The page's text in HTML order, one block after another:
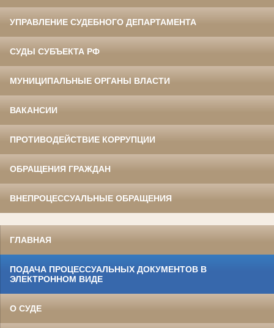
УПРАВЛЕНИЕ СУДЕБНОГО ДЕПАРТАМЕНТА
СУДЫ СУБЪЕКТА РФ
МУНИЦИПАЛЬНЫЕ ОРГАНЫ ВЛАСТИ
ВАКАНСИИ
ПРОТИВОДЕЙСТВИЕ КОРРУПЦИИ
ОБРАЩЕНИЯ ГРАЖДАН
ВНЕПРОЦЕССУАЛЬНЫЕ ОБРАЩЕНИЯ
ГЛАВНАЯ
ПОДАЧА ПРОЦЕССУАЛЬНЫХ ДОКУМЕНТОВ В
ЭЛЕКТРОННОМ ВИДЕ
О СУДЕ